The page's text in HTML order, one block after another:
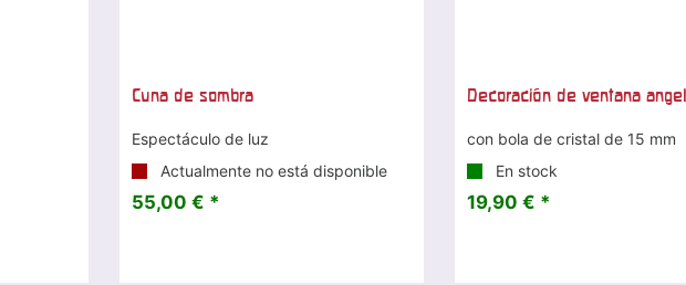
Cuna de sombra
Espectáculo de luz
Actualmente no está disponible
55,00 € *
Decoración de ventana
con bola de cristal de 15 mm
En stock
19,90 € *